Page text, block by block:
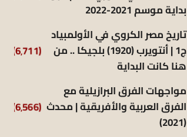
بداية موسم 2021-2022
تاريخ مصر الكروي في الأولمبياد
ج1 | أنتويرب (1920) بلجيكا .. من
هنا كانت البداية
(6٬711)
مواجهات الفرق البرازيلية مع
الفرق العربية والأفريقية | محدث
(2021)
(6٬566)